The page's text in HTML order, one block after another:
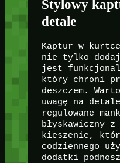
Stylowy
detale
Kaptur w
nie tylko
jest
który chroni
deszczem.
uwagę na
regulowane
błyskawiczny z
kieszenie,
codziennego
dodatki